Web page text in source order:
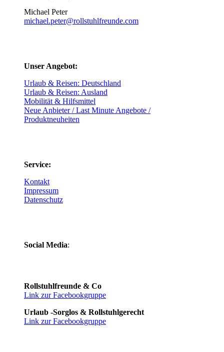
Michael Peter
michael.peter@rollstuhlfreunde.com
Unser Angebot:
Urlaub & Reisen: Deutschland
Urlaub & Reisen: Ausland
Mobilität & Hilfsmittel
Neue Anbieter / Last Minute Angebote /
Produktneuheiten
Service:
Kontakt
Impressum
Datenschutz
Social Media:
Rollstuhlfreunde & Co
Link zur Facebookgruppe
Urlaub -Sorglos & Rollstuhlgerecht
Link zur Facebookgruppe